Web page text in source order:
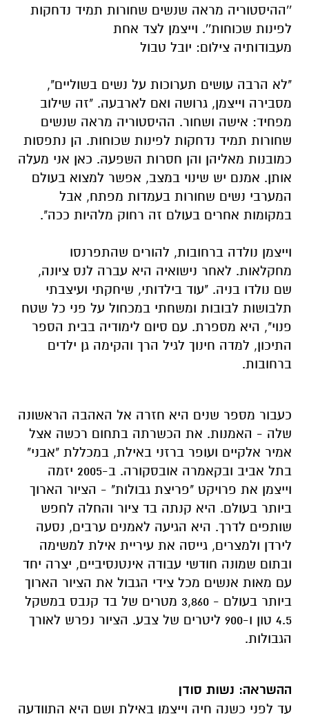
''ההיסטוריה מראה שנשים שחורות תמיד נדחקות
לפינות שכוחות''. וייצמן לצד אחת
מעבודותיה צילום: יובל טבול
"לא הרבה עושים תערוכות על נשים בשוליים",
מסבירה וייצמן, גרושה ואם לארבעה. "זה שילוב
מפחיד: אישה ושחור. ההיסטוריה מראה שנשים
שחורות תמיד נדחקות לפינות שכוחות. הן נתפסות
כמובנות מאליהן והן חסרות השפעה. כאן אני מעלה
אותן. אמנם יש שינוי במצב, אפשר למצוא בעולם
המערבי נשים שחורות בעמדות מפתח, אבל
במקומות אחרים בעולם זה רחוק מלהיות ככה".
וייצמן נולדה ברחובות, להורים שהתפרנסו
מחקלאות. לאחר נישואיה היא עברה לנס ציונה,
שם נולדו בניה. "עוד בילדותי, שיחקתי ועיצבתי
תלבושות לבובות ומשחתי במכחול על פני כל שטח
פנוי", היא מספרת. עם סיום לימודיה בבית הספר
התיכון, למדה חינוך לגיל הרך והקימה גן ילדים
ברחובות.
כעבור מספר שנים היא חזרה אל האהבה הראשונה
שלה - האמנות. את הכשרתה בתחום רכשה אצל
אמיר אלקיים ועופר ברזני באילת, במכללת "אבני"
בתל אביב ובקאמרה אובסקורה. ב-2005 יזמה
וייצמן את פרויקט "פריצת גבולות" - הציור הארוך
ביותר בעולם. היא קנתה בד ציור והחלה לחפש
שותפים לדרך. היא הגיעה לאמנים ערבים, נסעה
לירדן ולמצרים, גייסה את עיריית אילת למשימה
ובתום שמונה חודשי עבודה אינטנסיביים, יצרה יחד
עם מאות אנשים מכל צידי הגבול את הציור הארוך
ביותר בעולם - 3,860 מטרים של בד קנבס במשקל
4.5 טון ו-900 ליטרים של צבע. הציור נפרש לאורך
הגבולות.
ההשראה: נשות סודן
עד לפני כשנה חיה וייצמן באילת ושם היא התוודעה